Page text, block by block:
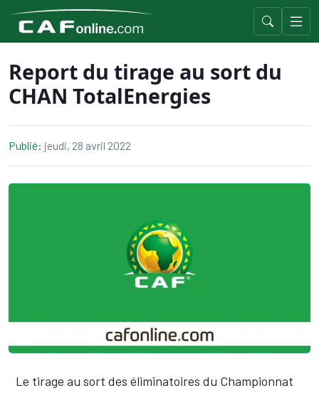
Report du tirage au sort du
CHAN TotalEnergies
Publié: jeudi, 28 avril 2022
Le tirage au sort des éliminatoires du Championnat